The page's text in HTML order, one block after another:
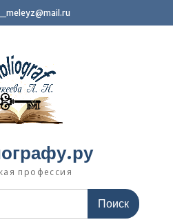
профессия